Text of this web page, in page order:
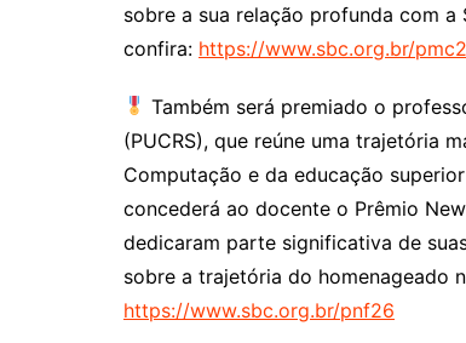
sobre a sua relação profunda com
confira: https://www.sbc.org.br/
Também será premiado o
(PUCRS), que reúne uma trajetória
Computação e da educação
concederá ao docente o Prêmio
dedicaram parte significativa de
sobre a trajetória do homenageado
https://www.sbc.org.br/pnf26